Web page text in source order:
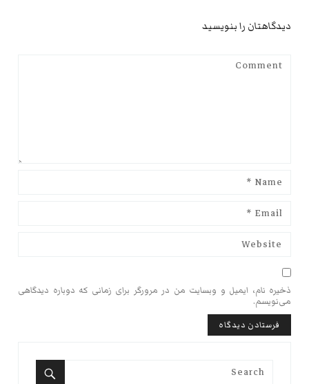
دیدگاهتان را بنویسید
ذخیره نام، ایمیل و وبسایت من در مرورگر برای زمانی که دوباره دیدگاهی
می‌نویسم.
Search